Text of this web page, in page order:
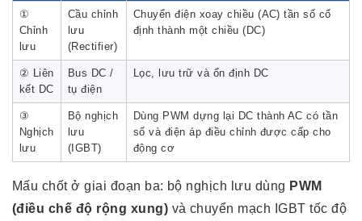
①
Chỉnh
lưu
Cầu chỉnh
lưu
(Rectifier)
Chuyển điện xoay chiều (AC) tần số cố
định thành một chiều (DC)
② Liên
kết DC
Bus DC /
tụ điện
Lọc, lưu trữ và ổn định DC
③
Nghịch
lưu
Bộ nghịch
lưu
(IGBT)
Dùng PWM dựng lại DC thành AC có tần
số và điện áp điều chỉnh được cấp cho
động cơ
Mấu chốt ở giai đoạn ba: bộ nghịch lưu dùng PWM
(điều chế độ rộng xung) và chuyển mạch IGBT tốc độ